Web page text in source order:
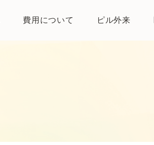
費用について ピル外来